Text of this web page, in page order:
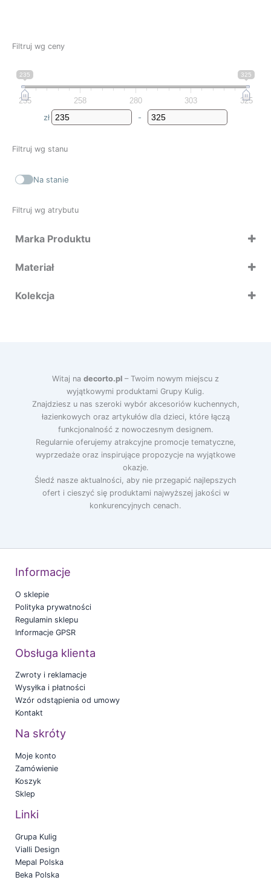
Filtruj wg ceny
235 325
235 258 280 303 325
zł
Minimum Price
-
Maximum Price
Filtruj wg stanu
Na stanie
Filtruj wg atrybutu
Marka Produktu
Materiał
Kolekcja
Witaj na decorto.pl – Twoim nowym miejscu z
wyjątkowymi produktami Grupy Kulig.
Znajdziesz u nas szeroki wybór akcesoriów kuchennych,
łazienkowych oraz artykułów dla dzieci, które łączą
funkcjonalność z nowoczesnym designem.
Regularnie oferujemy atrakcyjne promocje tematyczne,
wyprzedaże oraz inspirujące propozycje na wyjątkowe
okazje.
Śledź nasze aktualności, aby nie przegapić najlepszych
ofert i cieszyć się produktami najwyższej jakości w
konkurencyjnych cenach.
Informacje
O sklepie
Polityka prywatności
Regulamin sklepu
Informacje GPSR
Obsługa klienta
Zwroty i reklamacje
Wysyłka i płatności
Wzór odstąpienia od umowy
Kontakt
Na skróty
Moje konto
Zamówienie
Koszyk
Sklep
Linki
Grupa Kulig
Vialli Design
Mepal Polska
Beka Polska